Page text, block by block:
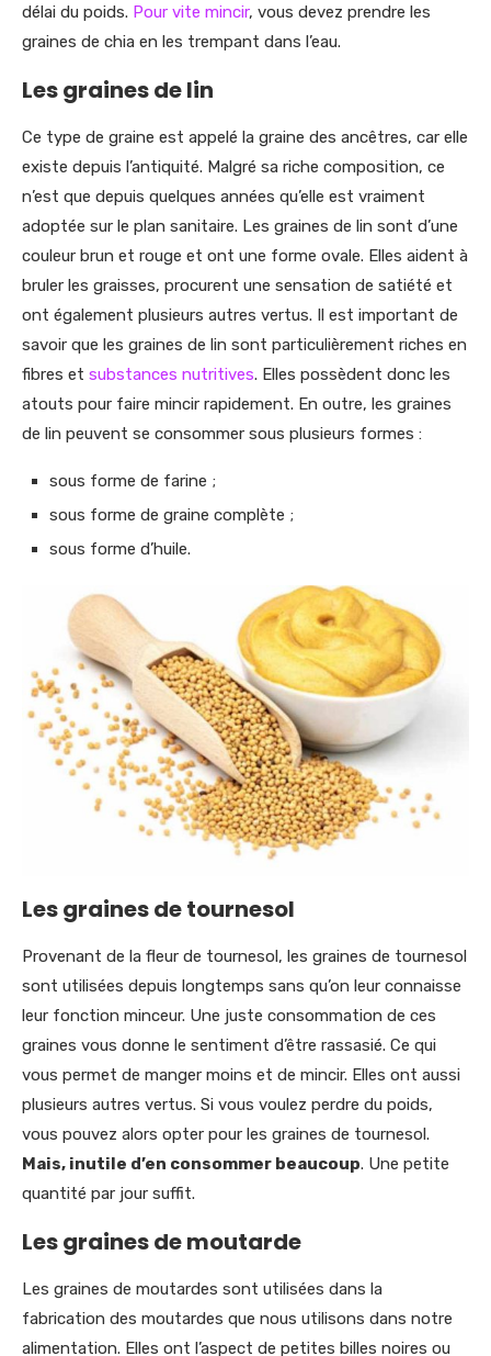
délai du poids. Pour vite mincir, vous devez prendre les
graines de chia en les trempant dans l’eau.
Les graines de lin
Ce type de graine est appelé la graine des ancêtres, car elle
existe depuis l’antiquité. Malgré sa riche composition, ce
n’est que depuis quelques années qu’elle est vraiment
adoptée sur le plan sanitaire. Les graines de lin sont d’une
couleur brun et rouge et ont une forme ovale. Elles aident à
bruler les graisses, procurent une sensation de satiété et
ont également plusieurs autres vertus. Il est important de
savoir que les graines de lin sont particulièrement riches en
fibres et substances nutritives. Elles possèdent donc les
atouts pour faire mincir rapidement. En outre, les graines
de lin peuvent se consommer sous plusieurs formes :
sous forme de farine ;
sous forme de graine complète ;
sous forme d’huile.
Les graines de tournesol
Provenant de la fleur de tournesol, les graines de tournesol
sont utilisées depuis longtemps sans qu’on leur connaisse
leur fonction minceur. Une juste consommation de ces
graines vous donne le sentiment d’être rassasié. Ce qui
vous permet de manger moins et de mincir. Elles ont aussi
plusieurs autres vertus. Si vous voulez perdre du poids,
vous pouvez alors opter pour les graines de tournesol.
Mais, inutile d’en consommer beaucoup. Une petite
quantité par jour suffit.
Les graines de moutarde
Les graines de moutardes sont utilisées dans la
fabrication des moutardes que nous utilisons dans notre
alimentation. Elles ont l’aspect de petites billes noires ou